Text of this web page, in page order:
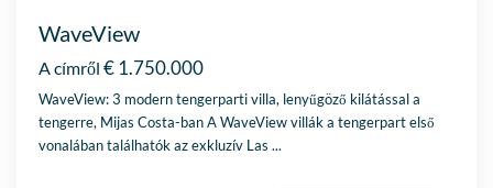
WaveView
A címről € 1.750.000
WaveView: 3 modern tengerparti villa, lenyűgöző kilátással a
tengerre, Mijas Costa-ban A WaveView villák a tengerpart első
vonalában találhatók az exkluzív Las...